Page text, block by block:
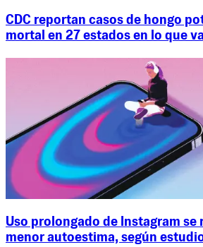
CDC reportan casos de hongo
mortal en 27 estados en lo que
Uso prolongado de Instagram se
menor autoestima, según